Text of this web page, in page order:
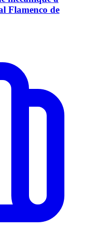
Flamenco de